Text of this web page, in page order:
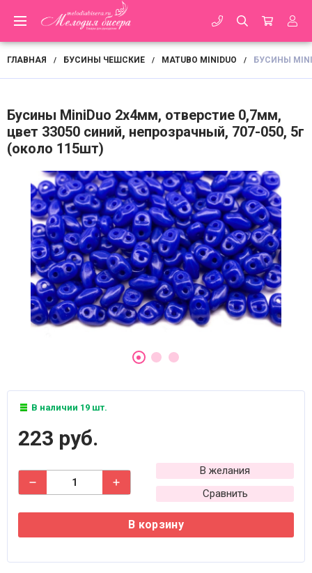
ГЛАВНАЯ / БУСИНЫ ЧЕШСКИЕ / MATUBO MINIDUO / БУСИНЫ
Бусины MiniDuo 2х4мм, отверстие 0,7мм,
цвет 33050 синий, непрозрачный, 707-050, 5г
(около 115шт)
В наличии 19 шт.
223 руб.
В желания
Сравнить
В корзину